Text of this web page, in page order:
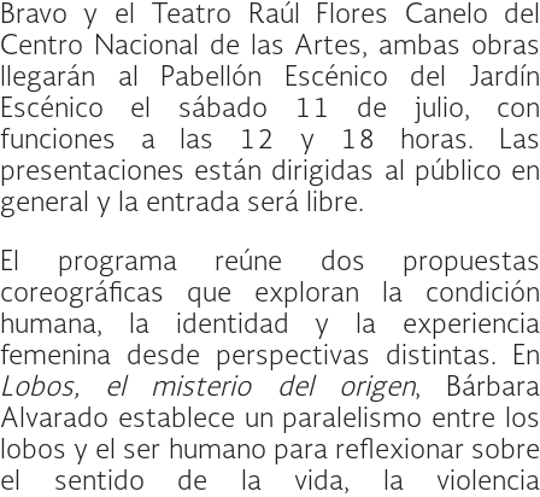
Bravo y el Teatro Raúl Flores Canelo del
Centro Nacional de las Artes, ambas obras
llegarán al Pabellón Escénico del Jardín
Escénico el sábado 11 de julio, con
funciones a las 12 y 18 horas. Las
presentaciones están dirigidas al público en
general y la entrada será libre.
El programa reúne dos propuestas
coreográficas que exploran la condición
humana, la identidad y la experiencia
femenina desde perspectivas distintas. En
Lobos, el misterio del origen, Bárbara
Alvarado establece un paralelismo entre los
lobos y el ser humano para reflexionar sobre
el sentido de la vida, la violencia